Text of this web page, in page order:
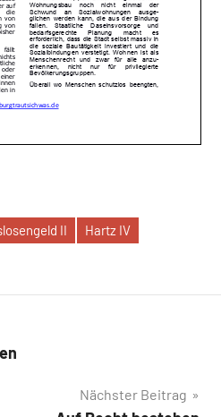
II
Hartz IV
Nächster Beitrag